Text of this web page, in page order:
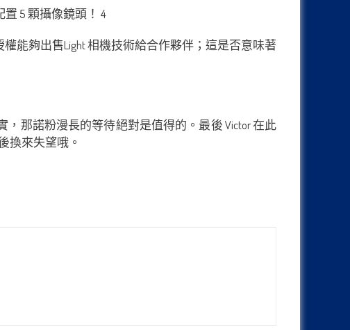
能夠出售Light 相機技術給合作夥伴；這是否意味著
，那諾粉漫長的等待絕對是值得的。最後 Victor 在此
換來失望哦。